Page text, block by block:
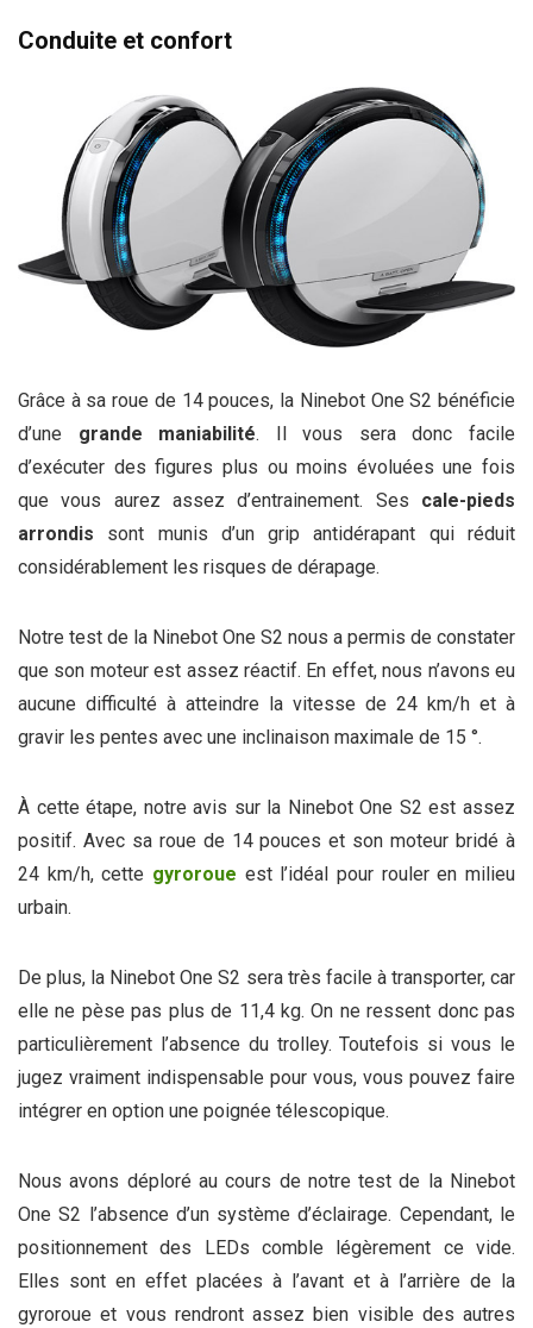
Conduite et confort
Grâce à sa roue de 14 pouces, la Ninebot One S2 bénéficie
d’une grande maniabilité. Il vous sera donc facile
d’exécuter des figures plus ou moins évoluées une fois
que vous aurez assez d’entrainement. Ses cale-pieds
arrondis sont munis d’un grip antidérapant qui réduit
considérablement les risques de dérapage.
Notre test de la Ninebot One S2 nous a permis de constater
que son moteur est assez réactif. En effet, nous n’avons eu
aucune difficulté à atteindre la vitesse de 24 km/h et à
gravir les pentes avec une inclinaison maximale de 15 °.
À cette étape, notre avis sur la Ninebot One S2 est assez
positif. Avec sa roue de 14 pouces et son moteur bridé à
24 km/h, cette gyroroue est l’idéal pour rouler en milieu
urbain.
De plus, la Ninebot One S2 sera très facile à transporter, car
elle ne pèse pas plus de 11,4 kg. On ne ressent donc pas
particulièrement l’absence du trolley. Toutefois si vous le
jugez vraiment indispensable pour vous, vous pouvez faire
intégrer en option une poignée télescopique.
Nous avons déploré au cours de notre test de la Ninebot
One S2 l’absence d’un système d’éclairage. Cependant, le
positionnement des LEDs comble légèrement ce vide.
Elles sont en effet placées à l’avant et à l’arrière de la
gyroroue et vous rendront assez bien visible des autres